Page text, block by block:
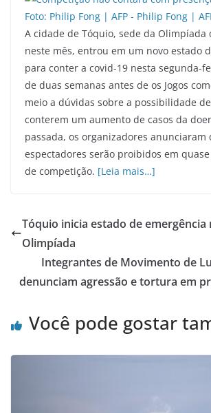
A cidade de Tóquio, sede da Olimpíada
neste mês, entrou em um novo estado
para conter a covid-19 nesta segunda-
de duas semanas antes de os Jogos
meio a dúvidas sobre a possibilidade
conterem um aumento de casos da
passada, os organizadores anunciaram
espectadores serão proibidos em
de competição. [Leia mais…]
Tóquio inicia estado de emergência
Olimpíada
Integrantes de Movimento de
denunciam agressão e tortura em
Você pode gostar